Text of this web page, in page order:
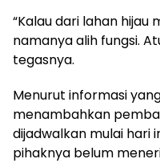
“Kalau dari lahan hijau
namanya alih fungsi.
tegasnya.
Menurut informasi
menambahkan
dijadwalkan mulai hari
pihaknya belum